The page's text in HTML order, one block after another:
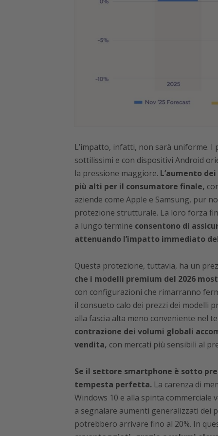
L’impatto, infatti, non sarà uniforme.
sottilissimi e con dispositivi Android
la pressione maggiore. L’aumento
più alti per il consumatore finale,
aziende come Apple e Samsung, pur
protezione strutturale. La loro forza
a lungo termine consentono di
attenuando l’impatto immediato
Questa protezione, tuttavia, ha un
che i modelli premium del 2026
con configurazioni che rimarranno
il consueto calo dei prezzi dei modelli
alla fascia alta meno conveniente nel
contrazione dei volumi globali
vendita, con mercati più sensibili al
Se il settore smartphone è sotto
tempesta perfetta.La carenza di
Windows 10 e alla spinta
a segnalare aumenti generalizzati dei
potrebbero arrivare fino al 20%. In